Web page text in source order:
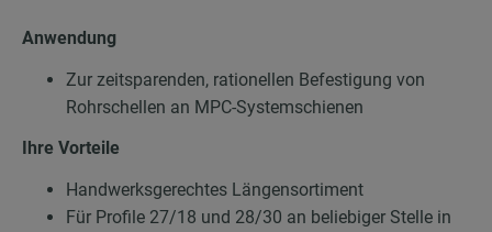
Anwendung
Zur zeitsparenden, rationellen Befestigung von
Rohrschellen an MPC-Systemschienen
Ihre Vorteile
Handwerksgerechtes Längensortiment
Für Profile 27/18 und 28/30 an beliebiger Stelle in